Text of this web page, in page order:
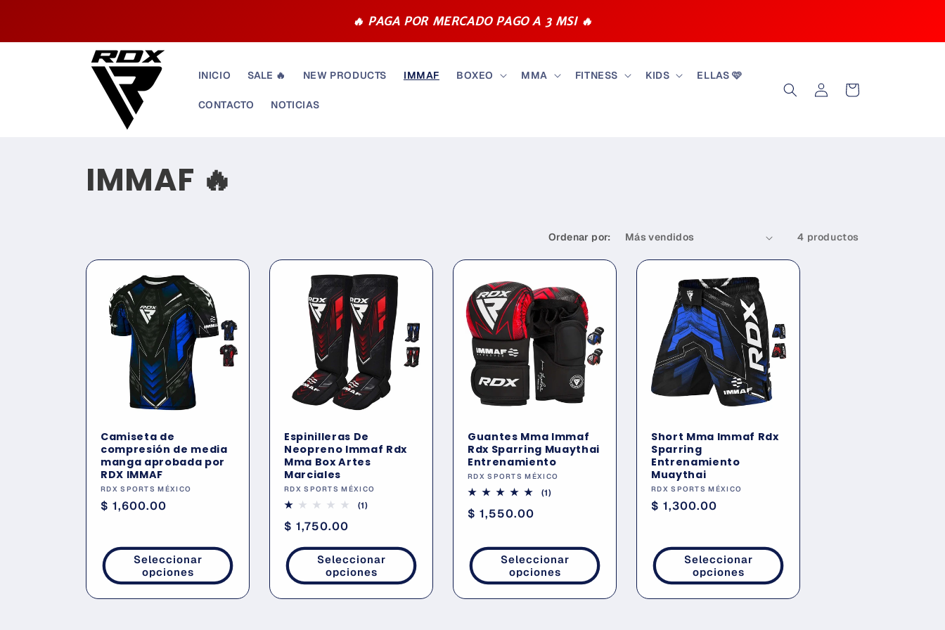
🔥 PAGA POR MERCADO PAGO A 3 MSI 🔥
INICIO SALE 🔥 NEW PRODUCTS IMMAF BOXEO MMA FITNESS KIDS ELLAS 🩷
CONTACTO NOTICIAS
sesión
Carrito
C
l
ó
n
IMMAF 🔥
Ordenar por: 4 productos
Camiseta de
compresión de media
manga aprobada por
RDX IMMAF
Proveedor:
RDX SPORTS MÉXICO
Precio
$ 1,600.00
Seleccionar
opciones
Espinilleras De
Neopreno Immaf Rdx
Mma Box Artes
Marciales
Proveedor:
RDX SPORTS MÉXICO
(1)1
Precio
habitual
$ 1,750.00
Seleccionar
opciones
Guantes Mma Immaf
Rdx Sparring Muaythai
Entrenamiento
Proveedor:
RDX SPORTS MÉXICO
(1)1
Precio
$ 1,550.00
Seleccionar
opciones
Short Mma Immaf Rdx
Sparring
Entrenamiento
Muaythai
Proveedor:
RDX SPORTS MÉXICO
Precio
$ 1,300.00
Seleccionar
opciones